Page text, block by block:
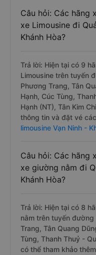
Câu hỏi: Các hãng
xe Limousine đi
Khánh Hòa?
Trả lời: Hiện tại có 9
Limousine trên tuyến
Phương Trang, Tân
Hạnh, Cúc Tùng,
Hạnh (NT), Tân Kim
thông tin và đặt vé
limousine Vạn Ninh -
Câu hỏi: Các hãng
xe giường nằm đi
Khánh Hòa?
Trả lời: Hiện tại có 8
nằm trên tuyến
Trang, Tân Quang
Tùng, Thanh Thuỷ -
có thể tham khảo